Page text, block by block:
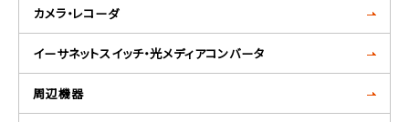
カメラ・レコーダ
イーサネットスイッチ・光メディアコンバータ
周辺機器